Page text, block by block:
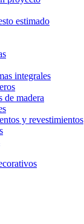
estimado
integrales
de madera
y revestimientos